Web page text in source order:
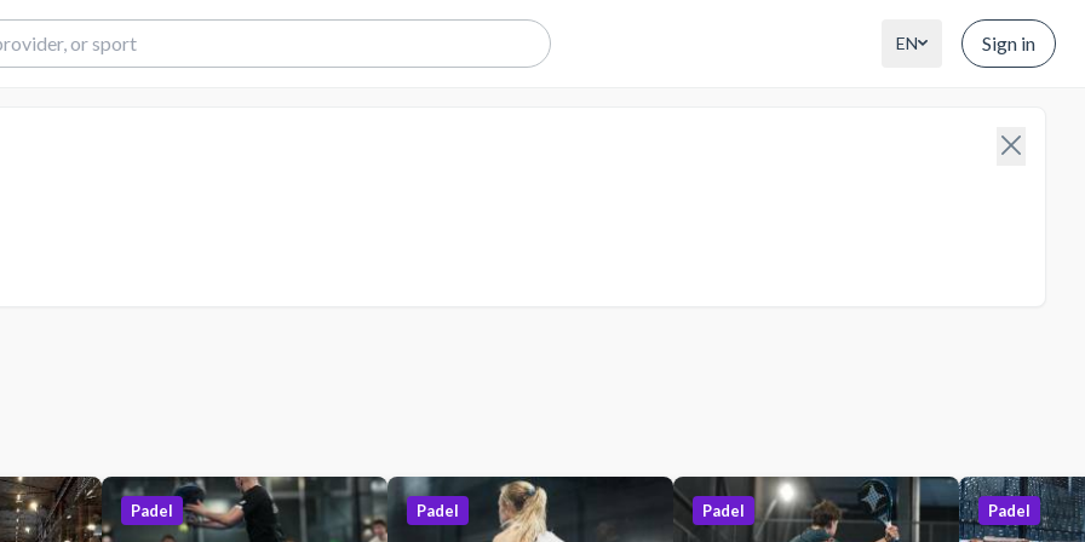
EN Sign in
Padel Padel Padel Padel